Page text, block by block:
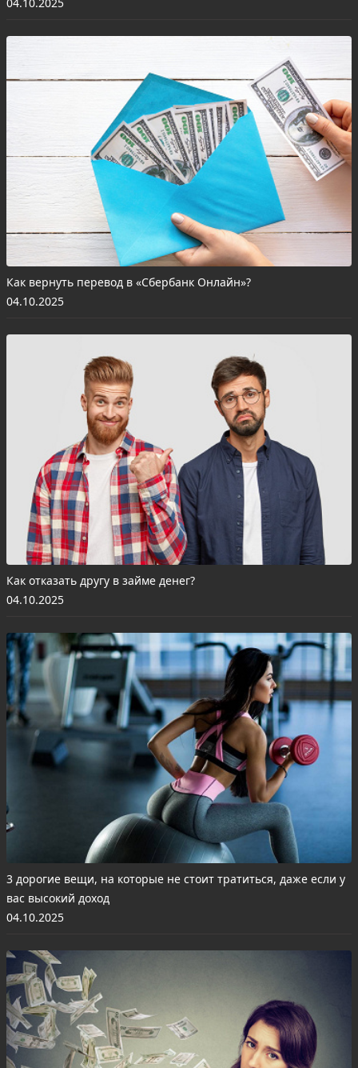
Как вернуть перевод в «Сбербанк Онлайн»?
04.10.2025
Как отказать другу в займе денег?
04.10.2025
3 дорогие вещи, на которые не стоит тратиться, даже если у
вас высокий доход
04.10.2025